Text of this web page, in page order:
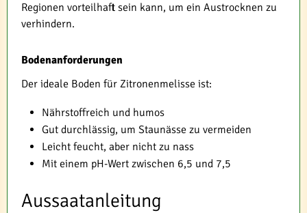
Regionen vorteilhaft sein kann, um ein Austrocknen zu
verhindern.
Bodenanforderungen
Der ideale Boden für Zitronenmelisse ist:
Nährstoffreich und humos
Gut durchlässig, um Staunässe zu vermeiden
Leicht feucht, aber nicht zu nass
Mit einem pH-Wert zwischen 6,5 und 7,5
Aussaatanleitung